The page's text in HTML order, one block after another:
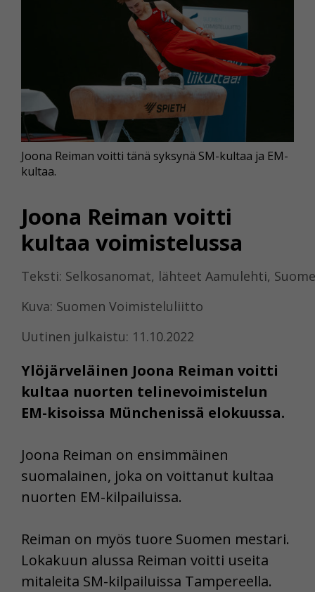
Joona Reiman voitti
kultaa voimistelussa
Teksti: Selkosanomat, lähteet Aamulehti,
Kuva: Suomen Voimisteluliitto
Uutinen julkaistu: 11.10.2022
Ylöjärveläinen Joona Reiman voitti
kultaa nuorten telinevoimistelun
EM-kisoissa Münchenissä elokuussa.
Joona Reiman voitti tänä syksynä SM-kultaa ja EM-
kultaa.
Joona Reiman on ensimmäinen
suomalainen, joka on voittanut kultaa
nuorten EM-kilpailuissa.
Reiman on myös tuore Suomen mestari.
Lokakuun alussa Reiman voitti useita
mitaleita SM-kilpailuissa Tampereella.